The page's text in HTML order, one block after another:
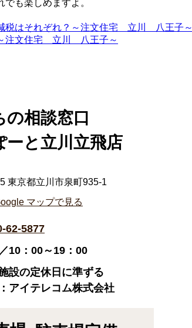
も楽しめますよ。
税はそれぞれ？～注文住宅 立川 八王子～
注文住宅 立川 八王子～
の相談窓口
ーと立川立飛店
東京都立川市泉町935-1
マップで見る
62-5877
10：00～19：00
設の定休日に準ずる
アイテレコム株式会社